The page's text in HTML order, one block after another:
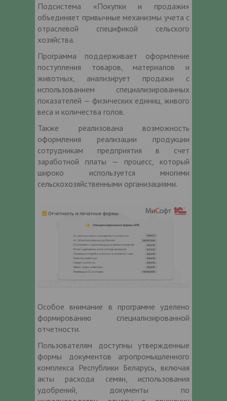
Подсистема «Покупки и продажи»
объединяет привычные механизмы учета с
отраслевой спецификой сельского
хозяйства.
Программа поддерживает оформление
поступления товаров, материалов и
животных, анализирует продажи с
использованием специализированных
показателей — физических единиц, живого
веса и количества голов.
Также реализована возможность
оформления реализации продукции
сотрудникам предприятия в счет
заработной платы — процесс, который
широко используется многими
сельскохозяйственными организациями.
Особое внимание в программе уделено
формированию специализированной
отчетности.
Пользователям доступны утвержденные
формы документов агропромышленного
комплекса Республики Беларусь, включая
акты расхода семян, использования
удобрений, документы по